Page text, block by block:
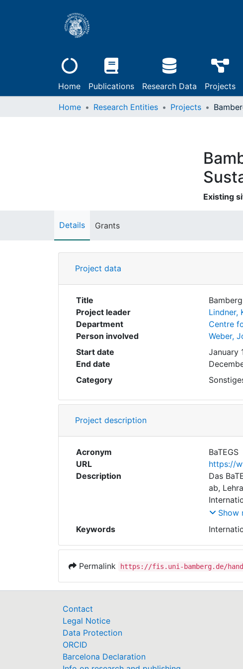
Home Publications Research Data Projects
Home Research Entities Projects
Existing
Details Grants
Project data
Title
Project leader
Lindner,
Department
Centre
Person involved
Weber,
Start date
January
End date
Category
Project description
Acronym
BaTEGS
URL
https://
Description
Das
ab,
um
der
BNE in
Phase
daher
Show
Keywords
Permalink https://fis.uni-bamberg.de/
Contact
Legal Notice
Data Protection
ORCID
Barcelona Declaration